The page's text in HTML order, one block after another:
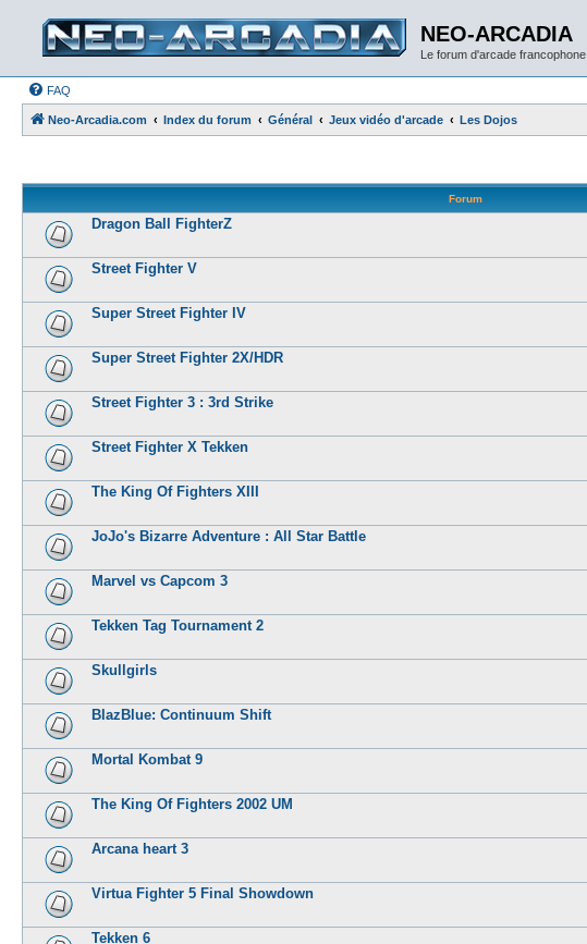
NEO-ARCADIA
Le forum d'arcade francophone
FAQ
Neo-Arcadia.com Index du forum Général Jeux vidéo d'arcade Les Dojos
Forum
Dragon Ball FighterZ
Street Fighter V
Super Street Fighter IV
Super Street Fighter 2X/HDR
Street Fighter 3 : 3rd Strike
Street Fighter X Tekken
The King Of Fighters XIII
JoJo's Bizarre Adventure : All Star Battle
Marvel vs Capcom 3
Tekken Tag Tournament 2
Skullgirls
BlazBlue: Continuum Shift
Mortal Kombat 9
The King Of Fighters 2002 UM
Arcana heart 3
Virtua Fighter 5 Final Showdown
Tekken 6